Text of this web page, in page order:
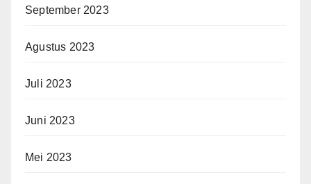
September 2023
Agustus 2023
Juli 2023
Juni 2023
Mei 2023